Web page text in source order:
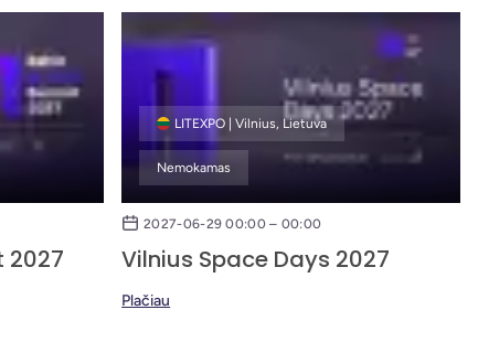
2027
LITEXPO | Vilnius, Lietuva
Nemokamas
2027-06-29 00:00 – 00:00
Vilnius Space Days 2027
Plačiau